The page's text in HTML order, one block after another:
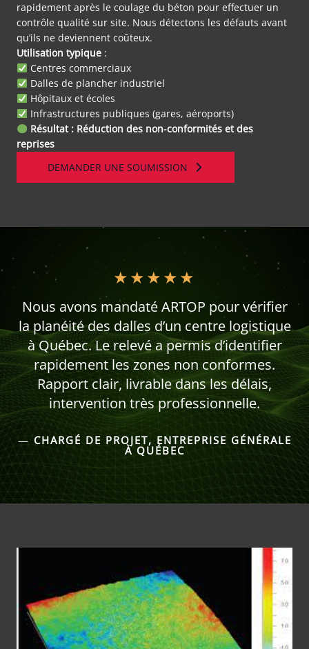
rapidement après le coulage du béton pour effectuer un
contrôle qualité sur site. Nous détectons les défauts avant
qu’ils ne deviennent coûteux.
Utilisation typique :
Centres commerciaux
Dalles de plancher industriel
Hôpitaux et écoles
Infrastructures publiques (gares, aéroports)
Résultat : Réduction des non-conformités et des
reprises
DEMANDER UNE SOUMISSION
★★★★★
Nous avons mandaté ARTOP pour vérifier
la planéité des dalles d’un centre logistique
à Québec. Le relevé a permis d’identifier
rapidement les zones non conformes.
Rapport clair, livrable dans les délais,
intervention très professionnelle.
—CHARGÉ DE PROJET, ENTREPRISE GÉNÉRALE
À QUÉBEC